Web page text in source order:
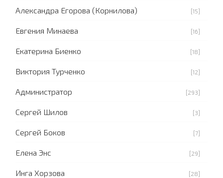
Александра Егорова (Корнилова) [15]
Евгения Минаева [16]
Екатерина Биенко [18]
Виктория Турченко [12]
Администратор [293]
Сергей Шилов [3]
Сергей Боков [7]
Елена Энс [29]
Инга Хорзова [28]